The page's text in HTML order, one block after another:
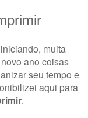
muita
ano coisas
seu tempo e
aqui para
.